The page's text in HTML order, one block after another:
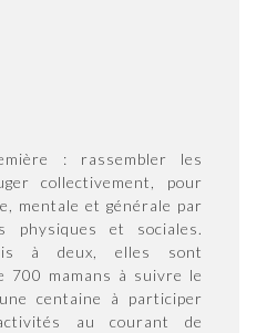
: rassembler les
collectivement, pour
mentale et générale par
physiques et sociales.
à deux, elles sont
700 mamans à suivre le
centaine à participer
au courant de